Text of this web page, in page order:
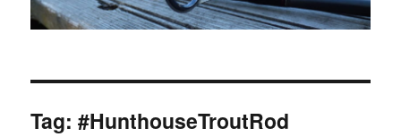
Tag:#HunthouseTroutRod